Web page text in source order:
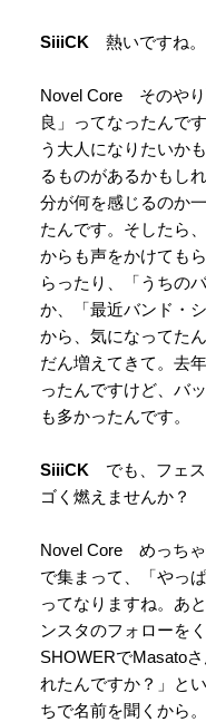
SiiiCK熱いですね。
Novel Core そのや
良」ってなったんで
う大人になりたいか
るものがあるかもし
分が何を感じるのか
たんです。そしたら
からも声をかけても
らったり、「うちの
か、「最近バンド・
から、気になってた
だん増えてきて。去
ったんですけど、バ
も多かったんです。
SiiiCKでも、フェス
ゴく燃えませんか？
Novel Core めっち
で集まって、「やっ
ってなりますね。あ
ンスタのフォローを
SHOWERでMasato
れたんですか？」と
ちで名前を聞くから